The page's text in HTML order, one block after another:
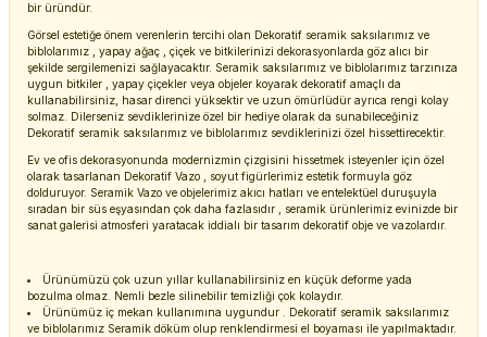
bir üründür.
Görsel estetiğe önem verenlerin tercihi olan Dekoratif seramik saksılarımız ve
biblolarımız , yapay ağaç , çiçek ve bitkilerinizi dekorasyonlarda göz alıcı bir
şekilde sergilemenizi sağlayacaktır. Seramik saksılarımız ve biblolarımız tarzınıza
uygun bitkiler , yapay çiçekler veya objeler koyarak dekoratif amaçlı da
kullanabilirsiniz, hasar direnci yüksektir ve uzun ömürlüdür ayrıca rengi kolay
solmaz. Dilerseniz sevdiklerinize özel bir hediye olarak da sunabileceğiniz
Dekoratif seramik saksılarımız ve biblolarımız sevdiklerinizi özel hissettirecektir.
Ev ve ofis dekorasyonunda modernizmin çizgisini hissetmek isteyenler için özel
olarak tasarlanan Dekoratif Vazo , soyut figürlerimiz estetik formuyla göz
dolduruyor. Seramik Vazo ve objelerimiz akıcı hatları ve entelektüel duruşuyla
sıradan bir süs eşyasından çok daha fazlasıdır , seramik ürünlerimiz evinizde bir
sanat galerisi atmosferi yaratacak iddialı bir tasarım dekoratif obje ve vazolardır.
Ürünümüzü çok uzun yıllar kullanabilirsiniz en küçük deforme yada
bozulma olmaz. Nemli bezle silinebilir temizliği çok kolaydır.
Ürünümüz iç mekan kullanımına uygundur . Dekoratif seramik saksılarımız
ve biblolarımız Seramik döküm olup renklendirmesi el boyaması ile yapılmaktadır.